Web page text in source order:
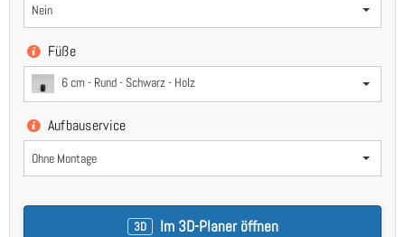
Nein
Füße
6 cm - Rund - Schwarz - Holz
Aufbauservice
Ohne Montage
3D Im 3D-Planer öffnen